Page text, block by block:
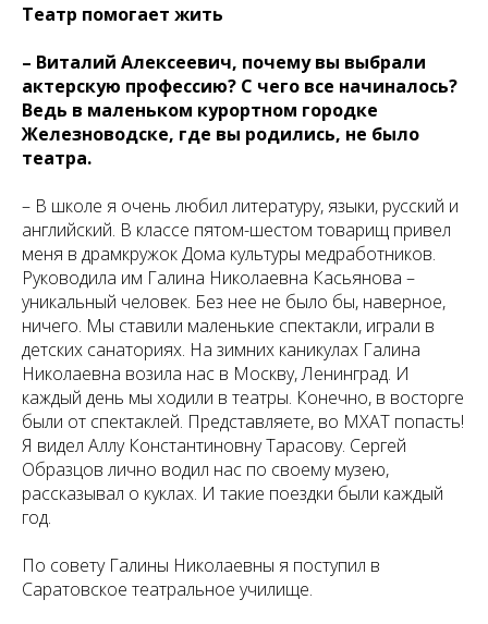
Театр помогает жить
– Виталий Алексеевич, почему вы выбрали
актерскую профессию? С чего все начиналось?
Ведь в маленьком курортном городке
Железноводске, где вы родились, не было
театра.
– В школе я очень любил литературу, языки, русский и
английский. В классе пятом-шестом товарищ привел
меня в драмкружок Дома культуры медработников.
Руководила им Галина Николаевна Касьянова –
уникальный человек. Без нее не было бы, наверное,
ничего. Мы ставили маленькие спектакли, играли в
детских санаториях. На зимних каникулах Галина
Николаевна возила нас в Москву, Ленинград. И
каждый день мы ходили в театры. Конечно, в восторге
были от спектаклей. Представляете, во МХАТ попасть!
Я видел Аллу Константиновну Тарасову. Сергей
Образцов лично водил нас по своему музею,
рассказывал о куклах. И такие поездки были каждый
год.
По совету Галины Николаевны я поступил в
Саратовское театральное училище.